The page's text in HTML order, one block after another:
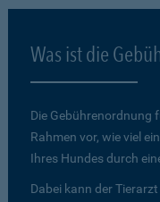
Was ist die
Die Gebührenordnung
Rahmen vor, wie viel
Ihres Hundes durch
Dabei kann der